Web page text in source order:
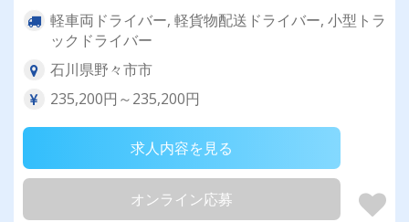
軽車両ドライバー, 軽貨物配送ドライバー, 小型トラ
ックドライバー
石川県野々市市
235,200円～235,200円
求人内容を見る
オンライン応募